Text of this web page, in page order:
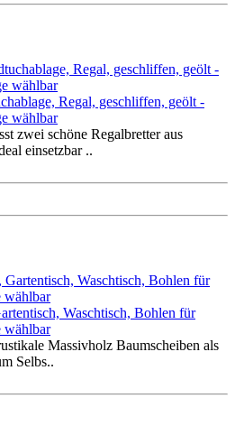
Regal, geschliffen, geölt -
wählbar
zwei schöne Regalbretter aus
einsetzbar ..
Waschtisch, Bohlen für
wählbar
Massivholz Baumscheiben als
Selbs..